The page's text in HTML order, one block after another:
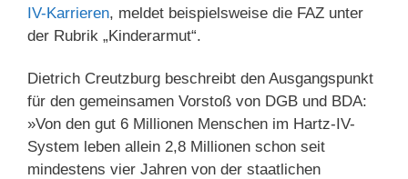
IV-Karrieren, meldet beispielsweise die FAZ unter
der Rubrik „Kinderarmut“.
Dietrich Creutzburg beschreibt den Ausgangspunkt
für den gemeinsamen Vorstoß von DGB und BDA:
»Von den gut 6 Millionen Menschen im Hartz-IV-
System leben allein 2,8 Millionen schon seit
mindestens vier Jahren von der staatlichen